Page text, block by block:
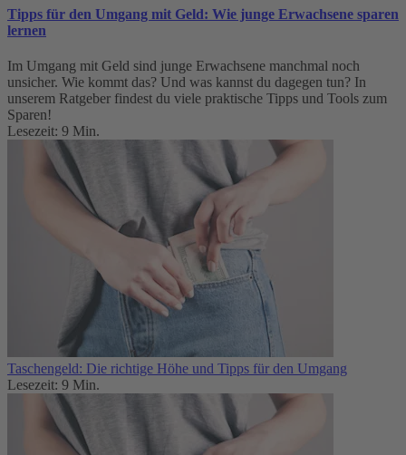
Tipps für den Umgang mit Geld: Wie junge Erwachsene sparen
lernen
Im Umgang mit Geld sind junge Erwachsene manchmal noch
unsicher. Wie kommt das? Und was kannst du dagegen tun? In
unserem Ratgeber findest du viele praktische Tipps und Tools zum
Sparen!
Lesezeit: 9 Min.
Taschengeld: Die richtige Höhe und Tipps für den Umgang
Lesezeit: 9 Min.